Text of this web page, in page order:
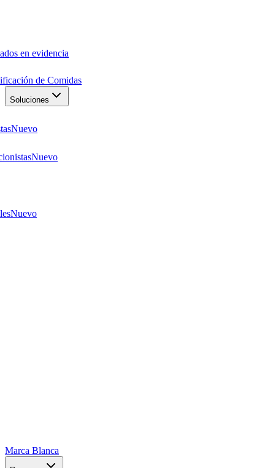
en evidencia
de Comidas
Soluciones
Nuevo
Nuevo
Nuevo
Marca Blanca